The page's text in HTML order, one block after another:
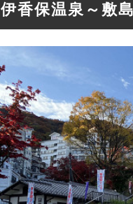
伊香保温泉～敷